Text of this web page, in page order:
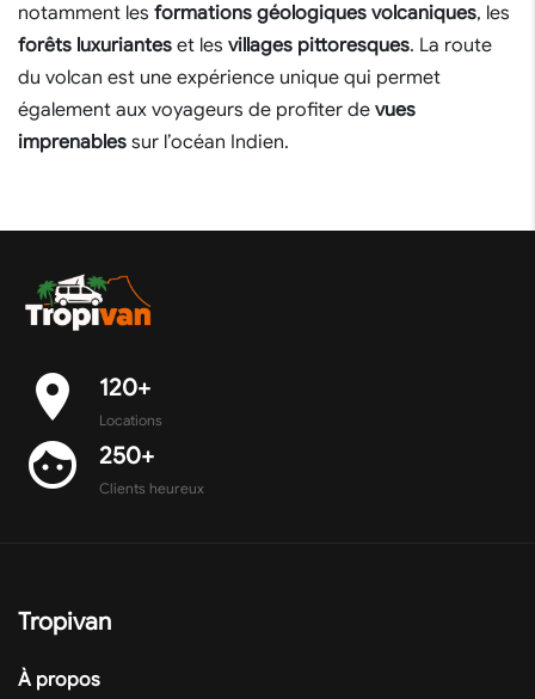
notamment les formations géologiques volcaniques, les
forêts luxuriantes et les villages pittoresques. La route
du volcan est une expérience unique qui permet
également aux voyageurs de profiter de vues
imprenables sur l’océan Indien.
place 120+
Locations
face 250+
Clients heureux
Tropivan
À propos